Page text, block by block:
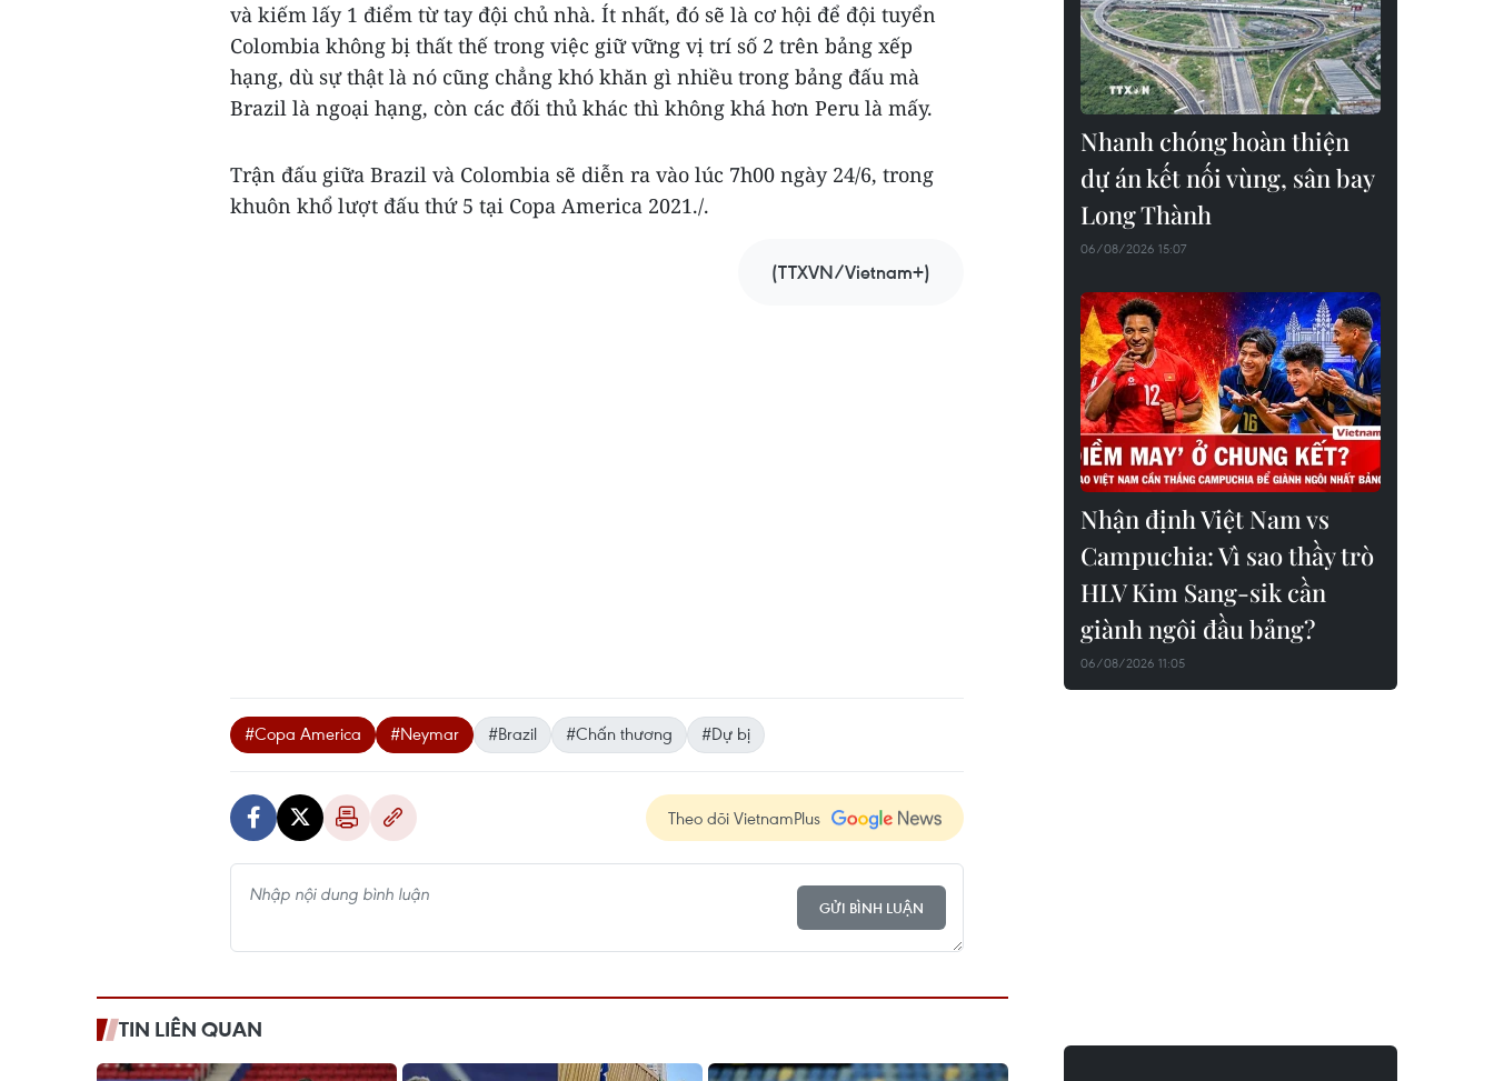
và kiếm lấy 1 điểm từ tay đội chủ nhà. Ít nhất, đó sẽ là cơ hội để đội tuyển
Colombia không bị thất thế trong việc giữ vững vị trí số 2 trên bảng xếp
hạng, dù sự thật là nó cũng chẳng khó khăn gì nhiều trong bảng đấu mà
Brazil là ngoại hạng, còn các đối thủ khác thì không khá hơn Peru là mấy.
Trận đấu giữa Brazil và Colombia sẽ diễn ra vào lúc 7h00 ngày 24/6, trong
khuôn khổ lượt đấu thứ 5 tại Copa America 2021./.
(TTXVN/Vietnam+)
#Copa America #Neymar #Brazil #Chấn thương #Dự bị
Theo dõi VietnamPlus
GỬI BÌNH LUẬN
TIN LIÊN QUAN
Nhanh chóng hoàn thiện
dự án kết nối vùng, sân bay
Long Thành
06/08/2026 15:07
Nhận định Việt Nam vs
Campuchia: Vì sao thầy trò
HLV Kim Sang-sik cần
giành ngôi đầu bảng?
06/08/2026 11:05